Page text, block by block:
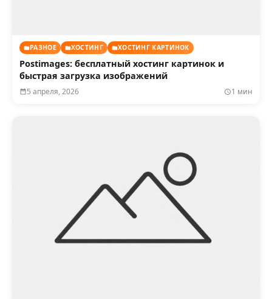
РАЗНОЕ ХОСТИНГ ХОСТИНГ КАРТИНОК
Postimages: бесплатный хостинг картинок и
быстрая загрузка изображений
5 апреля, 2026 1 мин